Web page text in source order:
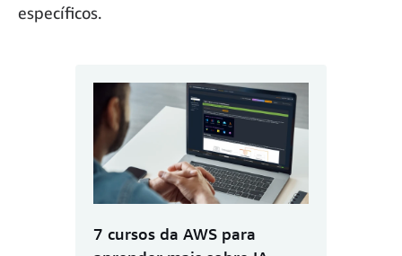
específicos.
7 cursos da AWS para